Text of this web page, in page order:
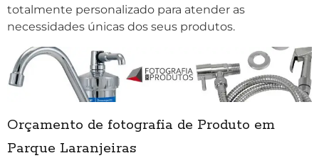
totalmente personalizado para atender as
necessidades únicas dos seus produtos.
Orçamento de fotografia de Produto em
Parque Laranjeiras